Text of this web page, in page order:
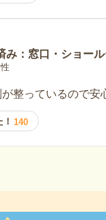
み：窓口・ショー
整っているので安
140